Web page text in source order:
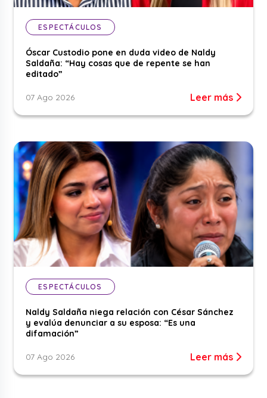
ESPECTÁCULOS
Óscar Custodio pone en duda video de Naldy
Saldaña: “Hay cosas que de repente se han
editado”
07 Ago 2026 Leer más
ESPECTÁCULOS
Naldy Saldaña niega relación con César Sánchez
y evalúa denunciar a su esposa: “Es una
difamación”
07 Ago 2026 Leer más